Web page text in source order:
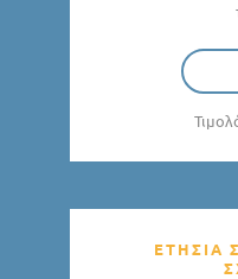
ΕΤΗΣΙΑ